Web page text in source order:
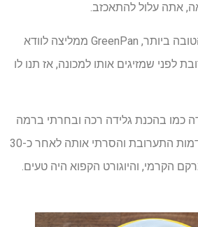
אתה עלול להתאכזב.
כדי לקבל את התוצאה הטובה ביותר, GreenPan ממליצה לוודא
לפני שמזיגים אותו למכונה, אז תנו לו
כמו בהכנת גלידה רכה ובחרתי ברמה
3. שוב, בדקתי את התקדמות התערובת והסרתי אותה לאחר כ-30
הקרמי, והיוגורט הקפוא היה טעים.